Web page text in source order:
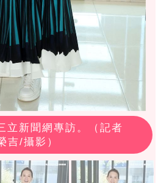
立新聞網專訪。（記者
吉/攝影）